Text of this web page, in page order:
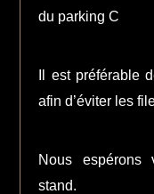
du parking C
Il est préférable
afin d’éviter les
Nous espérons
stand.